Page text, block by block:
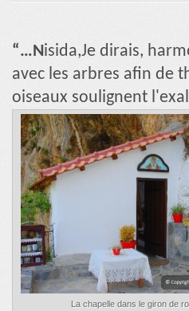
“…Nisida,Je dirais,
avec les arbres afin de
oiseaux soulignent
La chapelle dans le giron de